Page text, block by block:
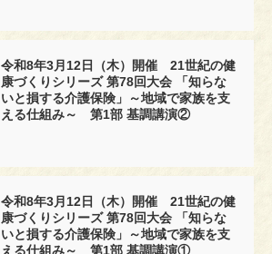
令和8年3月12日（木）開催 21世紀の健
康づくりシリーズ 第78回大会 「知らな
いと損する介護保険」～地域で家族を支
える仕組み～ 第1部 基調講演②
令和8年3月12日（木）開催 21世紀の健
康づくりシリーズ 第78回大会 「知らな
いと損する介護保険」～地域で家族を支
える仕組み～ 第1部 基調講演①